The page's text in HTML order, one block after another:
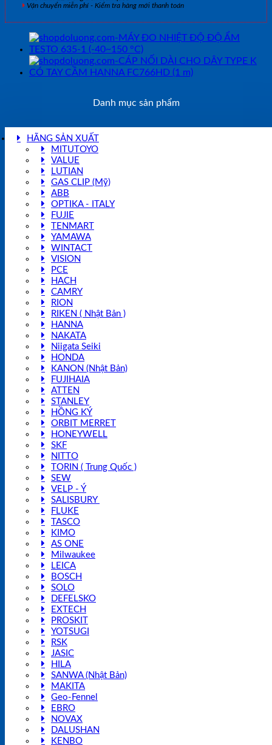
Vận chuyển miễn phí - Kiểm tra hàng mới thanh toán
Danh mục sản phẩm
HÃNG SẢN XUẤT
MITUTOYO
VALUE
LUTIAN
GAS CLIP (Mỹ)
ABB
OPTIKA - ITALY
FUJIE
TENMART
YAMAWA
WINTACT
VISION
PCE
HACH
CAMRY
RION
RIKEN ( Nhật Bản )
HANNA
NAKATA
Niigata Seiki
HONDA
KANON (Nhật Bản)
FUJIHAIA
ATTEN
STANLEY
HỒNG KÝ
ORBIT MERRET
HONEYWELL
SKF
NITTO
TORIN ( Trung Quốc )
SEW
VELP - Ý
SALISBURY
FLUKE
TASCO
KIMO
AS ONE
Milwaukee
LEICA
BOSCH
SOLO
DEFELSKO
EXTECH
PROSKIT
YOTSUGI
RSK
JASIC
HILA
SANWA (Nhật Bản)
MAKITA
Geo-Fennel
EBRO
NOVAX
DALUSHAN
KENBO